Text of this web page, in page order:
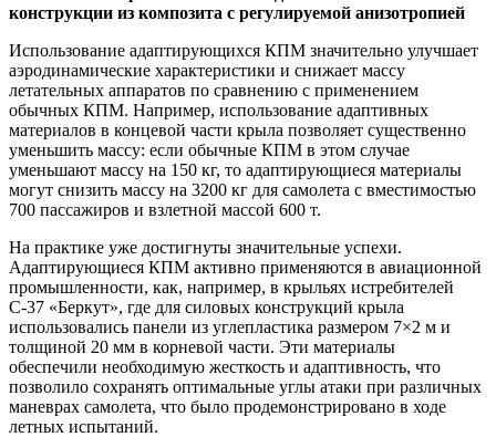
конструкции из композита с регулируемой анизотропией
Использование адаптирующихся КПМ значительно улучшает
аэродинамические характеристики и снижает массу
летательных аппаратов по сравнению с применением
обычных КПМ. Например, использование адаптивных
материалов в концевой части крыла позволяет существенно
уменьшить массу: если обычные КПМ в этом случае
уменьшают массу на 150 кг, то адаптирующиеся материалы
могут снизить массу на 3200 кг для самолета с вместимостью
700 пассажиров и взлетной массой 600 т.
На практике уже достигнуты значительные успехи.
Адаптирующиеся КПМ активно применяются в авиационной
промышленности, как, например, в крыльях истребителей
С-37 «Беркут», где для силовых конструкций крыла
использовались панели из углепластика размером 7×2 м и
толщиной 20 мм в корневой части. Эти материалы
обеспечили необходимую жесткость и адаптивность, что
позволило сохранять оптимальные углы атаки при различных
маневрах самолета, что было продемонстрировано в ходе
летных испытаний.